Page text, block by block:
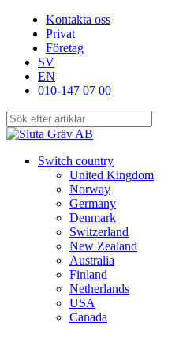
content
Kontakta oss
Privat
Företag
SV
EN
010-147 07 00
Close
search
Menu
Switch country
United Kingdom
Norway
Germany
Denmark
Switzerland
New Zealand
Australia
Finland
Netherlands
USA
Canada